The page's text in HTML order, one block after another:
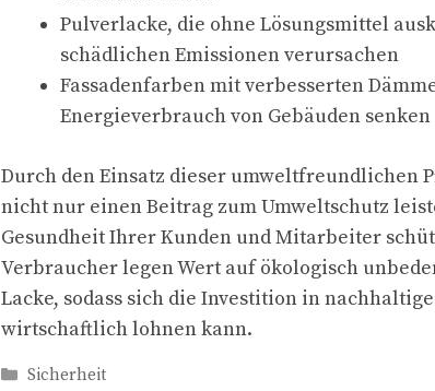
Pulverlacke, die ohne Lösungsmittel
schädlichen Emissionen verursachen
Fassadenfarben mit verbesserten
Energieverbrauch von Gebäuden senken
Durch den Einsatz dieser umweltfreundlichen
nicht nur einen Beitrag zum Umweltschutz
Gesundheit Ihrer Kunden und Mitarbeiter
Verbraucher legen Wert auf ökologisch
Lacke, sodass sich die Investition in
wirtschaftlich lohnen kann.
Kategorien
Sicherheit